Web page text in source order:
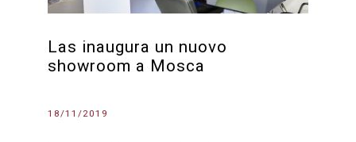
Las inaugura un nuovo
showroom a Mosca
18/11/2019